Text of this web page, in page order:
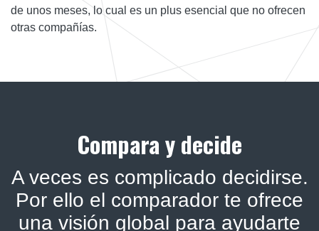
de unos meses, lo cual es un plus esencial que no ofrecen
otras compañías.
Compara y decide
A veces es complicado decidirse.
Por ello el comparador te ofrece
una visión global para ayudarte